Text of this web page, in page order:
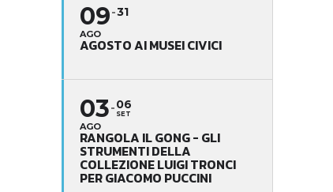
09
AGO
31
AGOSTO AI MUSEI CIVICI
03
AGO
06
SET
RANGOLA IL GONG - GLI
STRUMENTI DELLA
COLLEZIONE LUIGI TRONCI
PER GIACOMO PUCCINI